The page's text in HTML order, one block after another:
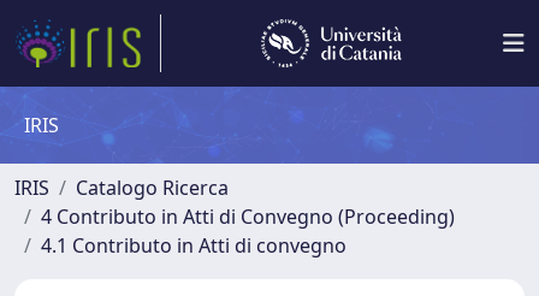
IRIS
IRIS
Catalogo Ricerca
4 Contributo in Atti di Convegno (Proceeding)
4.1 Contributo in Atti di convegno